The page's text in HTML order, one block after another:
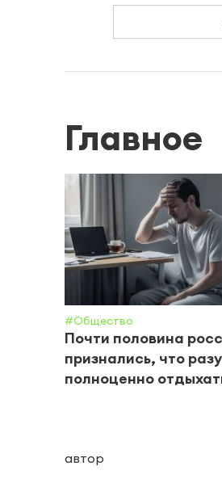
Главное
#Общество
Почти половина
признались, что
полноценно
автор